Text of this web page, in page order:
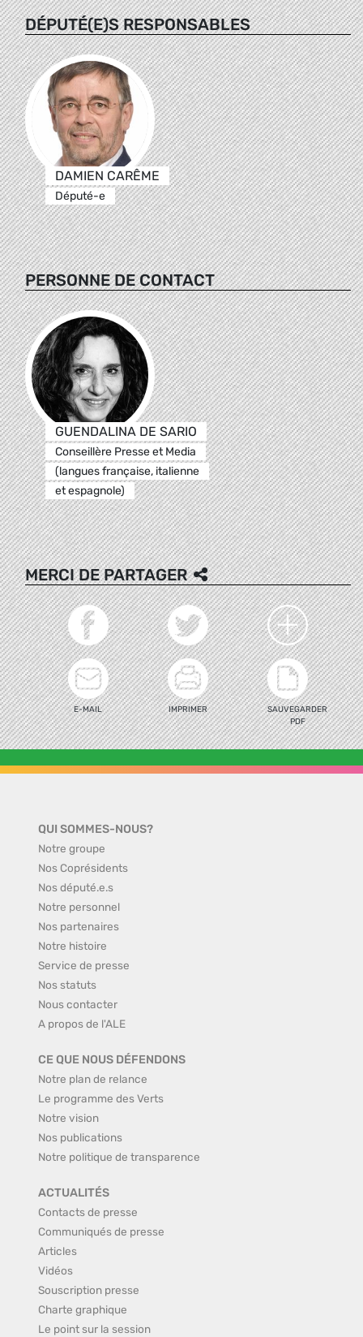
DÉPUTÉ(E)S RESPONSABLES
DAMIEN CARÊME
Député-e
PERSONNE DE CONTACT
GUENDALINA DE SARIO
Conseillère Presse et Media
(langues française, italienne
et espagnole)
MERCI DE PARTAGER
E-MAIL IMPRIMER
SAUVEGARDER
PDF
QUI SOMMES-NOUS?
Notre groupe
Nos Coprésidents
Nos député.e.s
Notre personnel
Nos partenaires
Notre histoire
Service de presse
Nos statuts
Nous contacter
A propos de l'ALE
CE QUE NOUS DÉFENDONS
Notre plan de relance
Le programme des Verts
Notre vision
Nos publications
Notre politique de transparence
ACTUALITÉS
Contacts de presse
Communiqués de presse
Articles
Vidéos
Souscription presse
Charte graphique
Le point sur la session